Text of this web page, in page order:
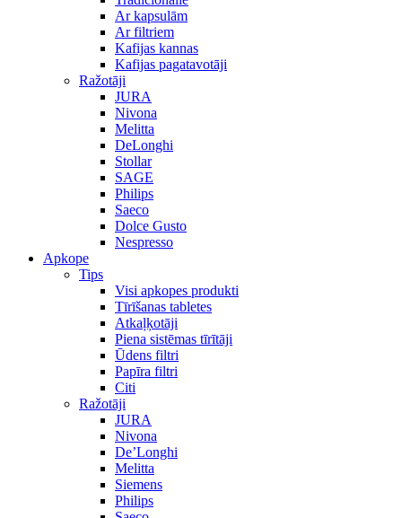
Ar kapsulām
Ar filtriem
Kafijas kannas
Kafijas pagatavotāji
Ražotāji
JURA
Nivona
Melitta
DeLonghi
Stollar
SAGE
Philips
Saeco
Dolce Gusto
Nespresso
Apkope
Tips
Visi apkopes produkti
Tīrīšanas tabletes
Atkaļķotāji
Piena sistēmas tīrītāji
Ūdens filtri
Papīra filtri
Citi
Ražotāji
JURA
Nivona
De’Longhi
Melitta
Siemens
Philips